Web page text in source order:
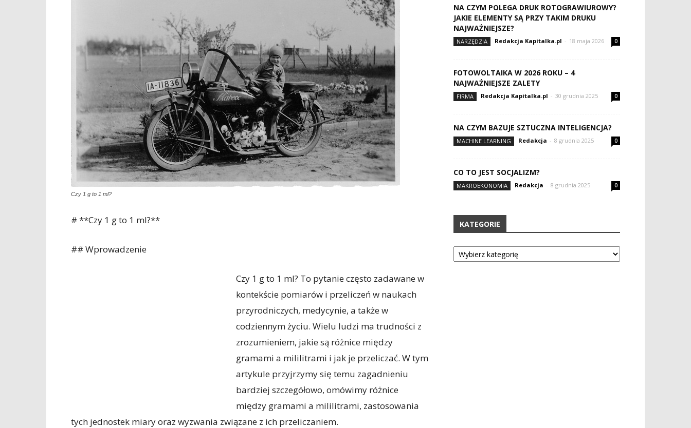
Czy 1 g to 1 ml?
# **Czy 1 g to 1 ml?**
## Wprowadzenie
Czy 1 g to 1 ml? To pytanie często zadawane w
kontekście pomiarów i przeliczeń w naukach
przyrodniczych, medycynie, a także w
codziennym życiu. Wielu ludzi ma trudności z
zrozumieniem, jakie są różnice między
gramami a mililitrami i jak je przeliczać. W tym
artykule przyjrzymy się temu zagadnieniu
bardziej szczegółowo, omówimy różnice
między gramami a mililitrami, zastosowania
tych jednostek miary oraz wyzwania związane z ich przeliczaniem.
NA CZYM POLEGA DRUK ROTOGRAWIUROWY?
JAKIE ELEMENTY SĄ PRZY TAKIM DRUKU
NAJWAŻNIEJSZE?
NARZĘDZIA Redakcja Kapitalka.pl - 18 maja 2026 0
FOTOWOLTAIKA W 2026 ROKU – 4
NAJWAŻNIEJSZE ZALETY
FIRMA Redakcja Kapitalka.pl - 30 grudnia 2025 0
NA CZYM BAZUJE SZTUCZNA INTELIGENCJA?
MACHINE LEARNING Redakcja - 8 grudnia 2025 0
CO TO JEST SOCJALIZM?
MAKROEKONOMIA Redakcja - 8 grudnia 2025 0
KATEGORIE
Kategorie